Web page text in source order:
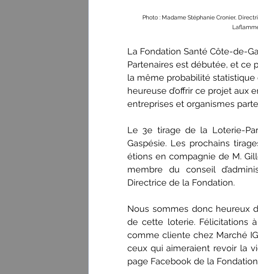
Photo : Madame Stéphanie Cronier,
La Fondation Santé Côte-de-
Partenaires est débutée, et ce
la même probabilité
heureuse d’offrir ce projet aux
entreprises et organismes
Le 3e tirage de la Loterie-
Gaspésie. Les prochains
étions en compagnie de M.
membre du conseil
Directrice de la Fondation.
Nous sommes donc heureux
de cette loterie. Félicitations
comme cliente chez Marché
ceux qui aimeraient revoir la
page Facebook de la